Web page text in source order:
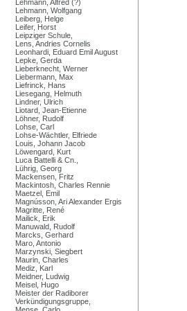
Lehmann, Alfred (?)
Lehmann, Wolfgang
Leiberg, Helge
Leifer, Horst
Leipziger Schule,
Lens, Andries Cornelis
Leonhardi, Eduard Emil August
Lepke, Gerda
Lieberknecht, Werner
Liebermann, Max
Liefrinck, Hans
Liesegang, Helmuth
Lindner, Ulrich
Liotard, Jean-Etienne
Löhner, Rudolf
Lohse, Carl
Lohse-Wächtler, Elfriede
Louis, Johann Jacob
Löwengard, Kurt
Luca Battelli & Cn.,
Lührig, Georg
Mackensen, Fritz
Mackintosh, Charles Rennie
Maetzel, Emil
Magnússon, Ari Alexander Ergis
Magritte, René
Mailick, Erik
Manuwald, Rudolf
Marcks, Gerhard
Maro, Antonio
Marzynski, Siegbert
Maurin, Charles
Mediz, Karl
Meidner, Ludwig
Meisel, Hugo
Meister der Radiborer
Verkündigungsgruppe,